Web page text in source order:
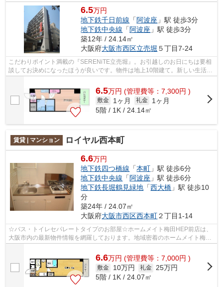
6.5万円
地下鉄千日前線 「 阿波座 」駅 徒歩3分
地下鉄中央線 「 阿波座 」駅 徒歩3分
築12年 / 24.14㎡
大阪府大阪市西区立売堀 ５丁目7-24
こだわりポイント満載の『SERENiTE立売堀』。お引越しのお日にちは要相
談してお決めになったほうが良いです。物件は地上10階建て。新しい生活を
6.5万円 (管理費等：7,300円 )
敷金 1ヶ月 礼金
1ヶ月
5階 / 1K / 24.14㎡
賃貸 | マンション ロイヤル西本町
6.6万円
地下鉄四つ橋線 「本町 」駅 徒歩6分
地下鉄中央線 「 阿波座 」駅 徒歩6分
地下鉄長堀鶴見緑地 「西大橋 」駅 徒歩10
分
築24年 / 24.07㎡
大阪府大阪市西区西本町２丁目1-14
☆バス・トイレセパレートタイプのお部屋☆ホームメイト梅田HEP前店は、
大阪市内の最新物件情報を網羅しております。地域密着のホームメイト梅田
HEP前店だからできるお部屋探し品質であ...
6.6万円 (管理費等：7,000円 )
敷金 10万円 礼金 25万円
5階 / 1K / 24.07㎡